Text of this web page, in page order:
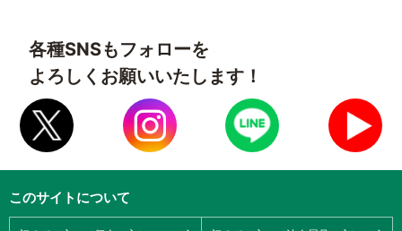
各種SNSもフォローを
よろしくお願いいたします！
このサイトについて